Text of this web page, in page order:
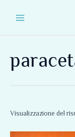
Visualizzazione del